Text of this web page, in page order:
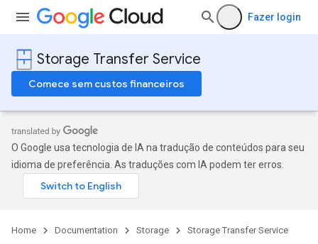
Fazer login
Storage Transfer Service
Comece sem custos financeiros
O Google usa tecnologia de IA na tradução de conteúdos para seu
idioma de preferência. As traduções com IA podem ter erros.
Home Documentation Storage Storage Transfer Service